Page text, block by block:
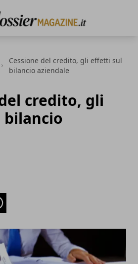
Cessione del credito, gli effetti sul
bilancio aziendale
credito, gli